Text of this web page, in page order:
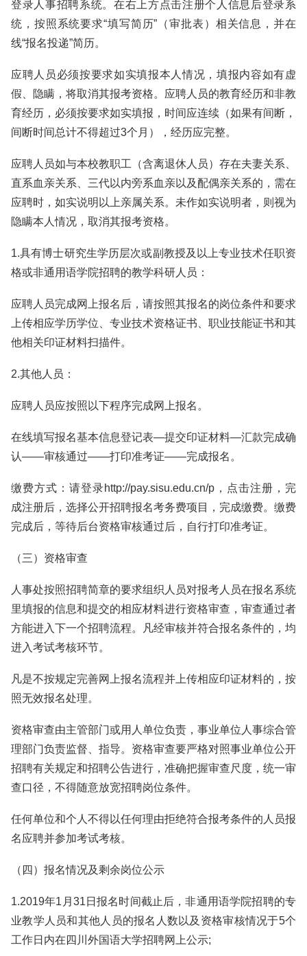
登录人事招聘系统。在右上方点击注册个人信息后登录系
统，按照系统要求“填写简历”（审批表）相关信息，并在
线“报名投递”简历。
应聘人员必须按要求如实填报本人情况，填报内容如有虚
假、隐瞒，将取消其报考资格。应聘人员的教育经历和非教
育经历，必须按要求如实填报，时间应连续（如果有间断，
间断时间总计不得超过3个月），经历应完整。
应聘人员如与本校教职工（含离退休人员）存在夫妻关系、
直系血亲关系、三代以内旁系血亲以及配偶亲关系的，需在
应聘时，如实说明以上亲属关系。未作如实说明者，则视为
隐瞒本人情况，取消其报考资格。
1.具有博士研究生学历层次或副教授及以上专业技术任职资
格或非通用语学院招聘的教学科研人员：
应聘人员完成网上报名后，请按照其报名的岗位条件和要求
上传相应学历学位、专业技术资格证书、职业技能证书和其
他相关印证材料扫描件。
2.其他人员：
应聘人员应按照以下程序完成网上报名。
在线填写报名基本信息登记表—提交印证材料—汇款完成确
认——审核通过——打印准考证——完成报名。
缴费方式：请登录http://pay.sisu.edu.cn/p，点击注册，完
成注册后，选择公开招聘报名考务费项目，完成缴费。缴费
完成后，等待后台资格审核通过后，自行打印准考证。
（三）资格审查
人事处按照招聘简章的要求组织人员对报考人员在报名系统
里填报的信息和提交的相应材料进行资格审查，审查通过者
方能进入下一个招聘流程。凡经审核并符合报名条件的，均
进入考试考核环节。
凡是不按规定完善网上报名流程并上传相应印证材料的，按
照无效报名处理。
资格审查由主管部门或用人单位负责，事业单位人事综合管
理部门负责监督、指导。资格审查要严格对照事业单位公开
招聘有关规定和招聘公告进行，准确把握审查尺度，统一审
查口径，不得随意放宽招聘岗位条件。
任何单位和个人不得以任何理由拒绝符合报考条件的人员报
名应聘并参加考试考核。
（四）报名情况及剩余岗位公示
1.2019年1月31日报名时间截止后，非通用语学院招聘的专
业教学人员和其他人员的报名人数以及资格审核情况于5个
工作日内在四川外国语大学招聘网上公示;